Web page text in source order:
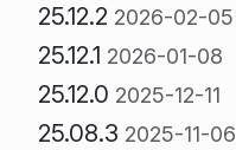
25.12.2 2026-02-05
25.12.1 2026-01-08
25.12.0 2025-12-11
25.08.3 2025-11-06